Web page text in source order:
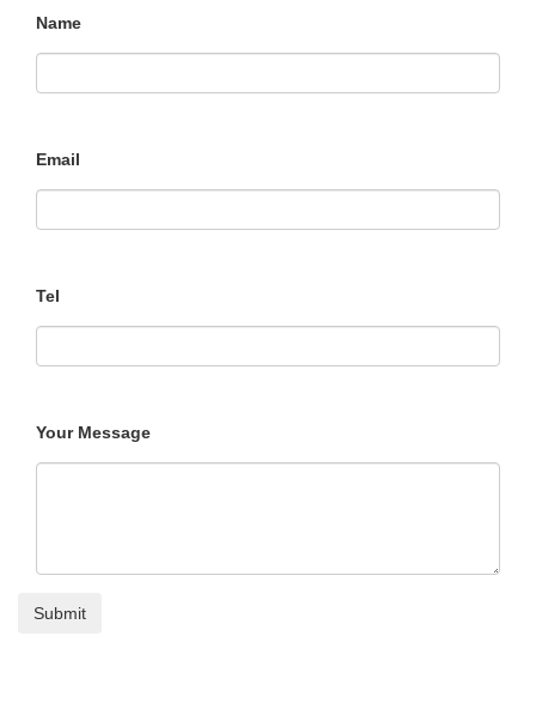
Name
Email
Tel
Your Message